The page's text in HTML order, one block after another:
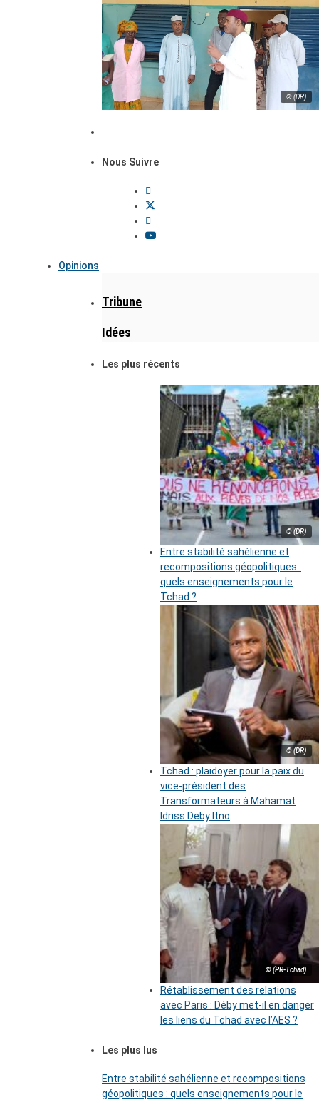
© (DR)
Nous Suivre
Opinions
Tribune
Idées
Les plus récents
© (DR)
Entre stabilité sahélienne et
recompositions géopolitiques :
quels enseignements pour le
Tchad ?
© (DR)
Tchad : plaidoyer pour la paix du
vice-président des
Transformateurs à Mahamat
Idriss Deby Itno
© (PR-Tchad)
Rétablissement des relations
avec Paris : Déby met-il en danger
les liens du Tchad avec l’AES ?
Les plus lus
Entre stabilité sahélienne et recompositions
géopolitiques : quels enseignements pour le